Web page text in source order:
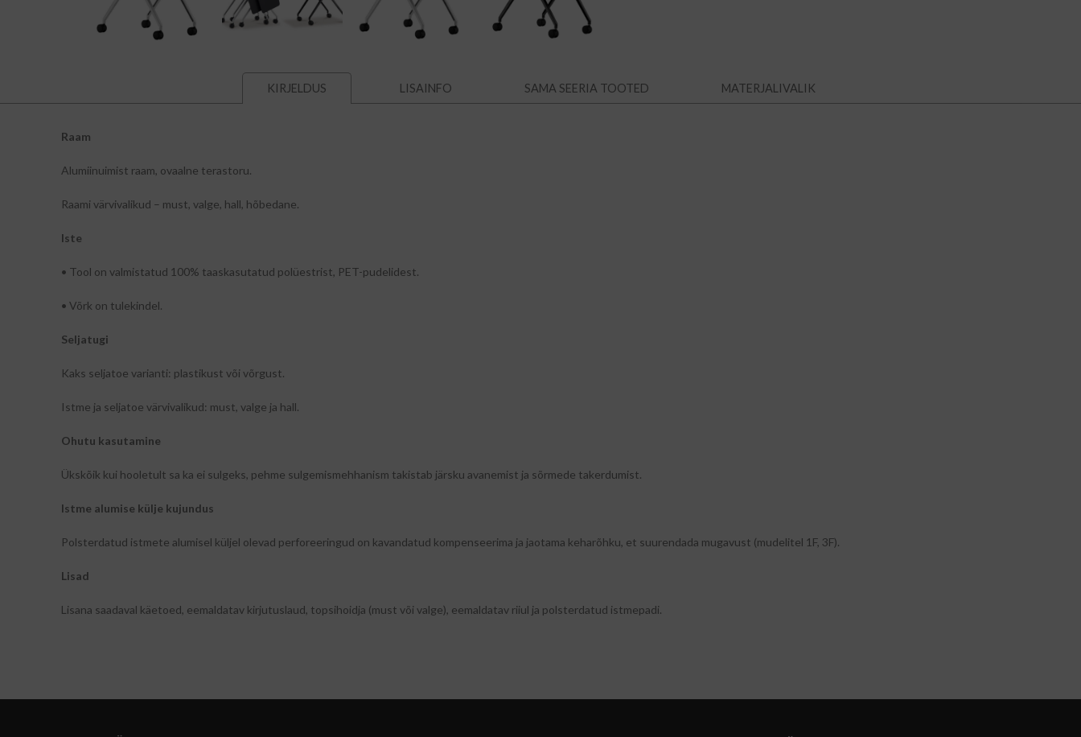
KIRJELDUS LISAINFO SAMA SEERIA TOOTED MATERJALIVALIK
Raam
Alumiinuimist raam, ovaalne terastoru.
Raami värvivalikud – must, valge, hall, hõbedane.
Iste
• Tool on valmistatud 100% taaskasutatud polüestrist, PET-pudelidest.
• Võrk on tulekindel.
Seljatugi
Kaks seljatoe varianti: plastikust või võrgust.
Istme ja seljatoe värvivalikud: must, valge ja hall.
Ohutu kasutamine
Ükskõik kui hooletult sa ka ei sulgeks, pehme sulgemismehhanism takistab järsku avanemist ja sõrmede takerdumist.
Istme alumise külje kujundus
Polsterdatud istmete alumisel küljel olevad perforeeringud on kavandatud kompenseerima ja jaotama keharõhku, et suurendada mugavust (mudelitel 1F, 3F).
Lisad
Lisana saadaval käetoed, eemaldatav kirjutuslaud, topsihoidja (must või valge), eemaldatav riiul ja polsterdatud istmepadi.